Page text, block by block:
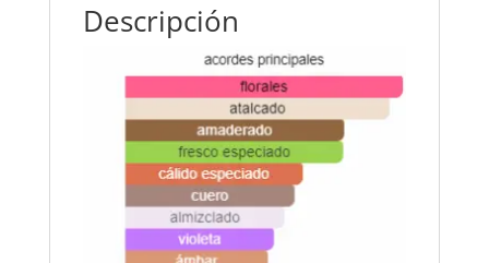
Descripción